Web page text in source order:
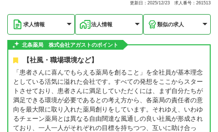
更新日：2025/12/23 求人番号：261513
求人情報 法人情報 類似の求人
北条薬局 株式会社アガストのポイント
【社風・職場環境など】
「患者さんに喜んでもらえる薬局を創ること」を全社員が基本理念
としている活気に溢れた会社です。すべての発想をここからスター
トさせており、患者さんに満足していただくには、まず自分たちが
満足できる環境が必要であるとの考え方から、各薬局の責任者の意
向を最大限に取り入れた薬局創りをしています。それゆえ、いわゆ
るチェーン薬局とは異なる自由闊達な風通しの良い社風が形成され
ており、一人一人がそれぞれの目標を持ちつつ、互いに助け合っ